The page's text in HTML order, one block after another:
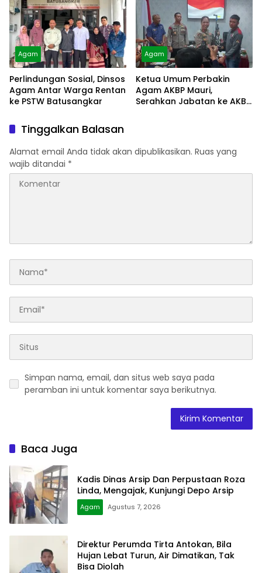
Agam
Perlindungan Sosial, Dinsos
Agam Antar Warga Rentan
ke PSTW Batusangkar
Agam
Ketua Umum Perbakin
Agam AKBP Mauri,
Serahkan Jabatan ke AKBP
Tinggalkan Balasan
Alamat email Anda tidak akan dipublikasikan. Ruas yang
wajib ditandai *
Simpan nama, email, dan situs web saya pada
peramban ini untuk komentar saya berikutnya.
Baca Juga
Kadis Dinas Arsip Dan Perpustaan Roza
Linda, Mengajak, Kunjungi Depo Arsip
Agam Agustus 7, 2026
Direktur Perumda Tirta Antokan, Bila
Hujan Lebat Turun, Air Dimatikan, Tak
Bisa Diolah